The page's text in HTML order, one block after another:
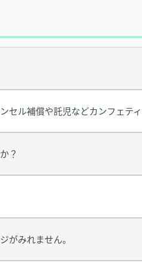
セル補償や託児などカンフェテ
？
がみれません。